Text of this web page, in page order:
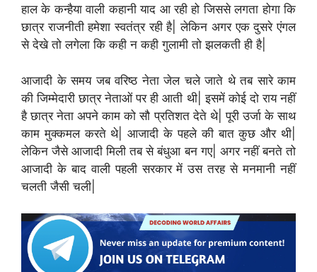
हाल के कन्हैया वाली कहानी याद आ रही हो जिससे लगता होगा कि
छात्र राजनीती हमेशा स्वतंत्र रही है| लेकिन अगर एक दुसरे एंगल
से देखे तो लगेला कि कही न कही गुलामी तो झलकती ही है|
आजादी के समय जब वरिष्ठ नेता जेल चले जाते थे तब सारे काम
की जिम्मेदारी छात्र नेताओं पर ही आती थी| इसमें कोई दो राय नहीं
है छात्र नेता अपने काम को सौ प्रतिशत देते थे| पूरी उर्जा के साथ
काम मुक्कमल करते थे| आजादी के पहले की बात कुछ और थी|
लेकिन जैसे आजादी मिली तब से बंधुआ बन गए| अगर नहीं बनते तो
आजादी के बाद वाली पहली सरकार में उस तरह से मनमानी नहीं
चलती जैसी चली|